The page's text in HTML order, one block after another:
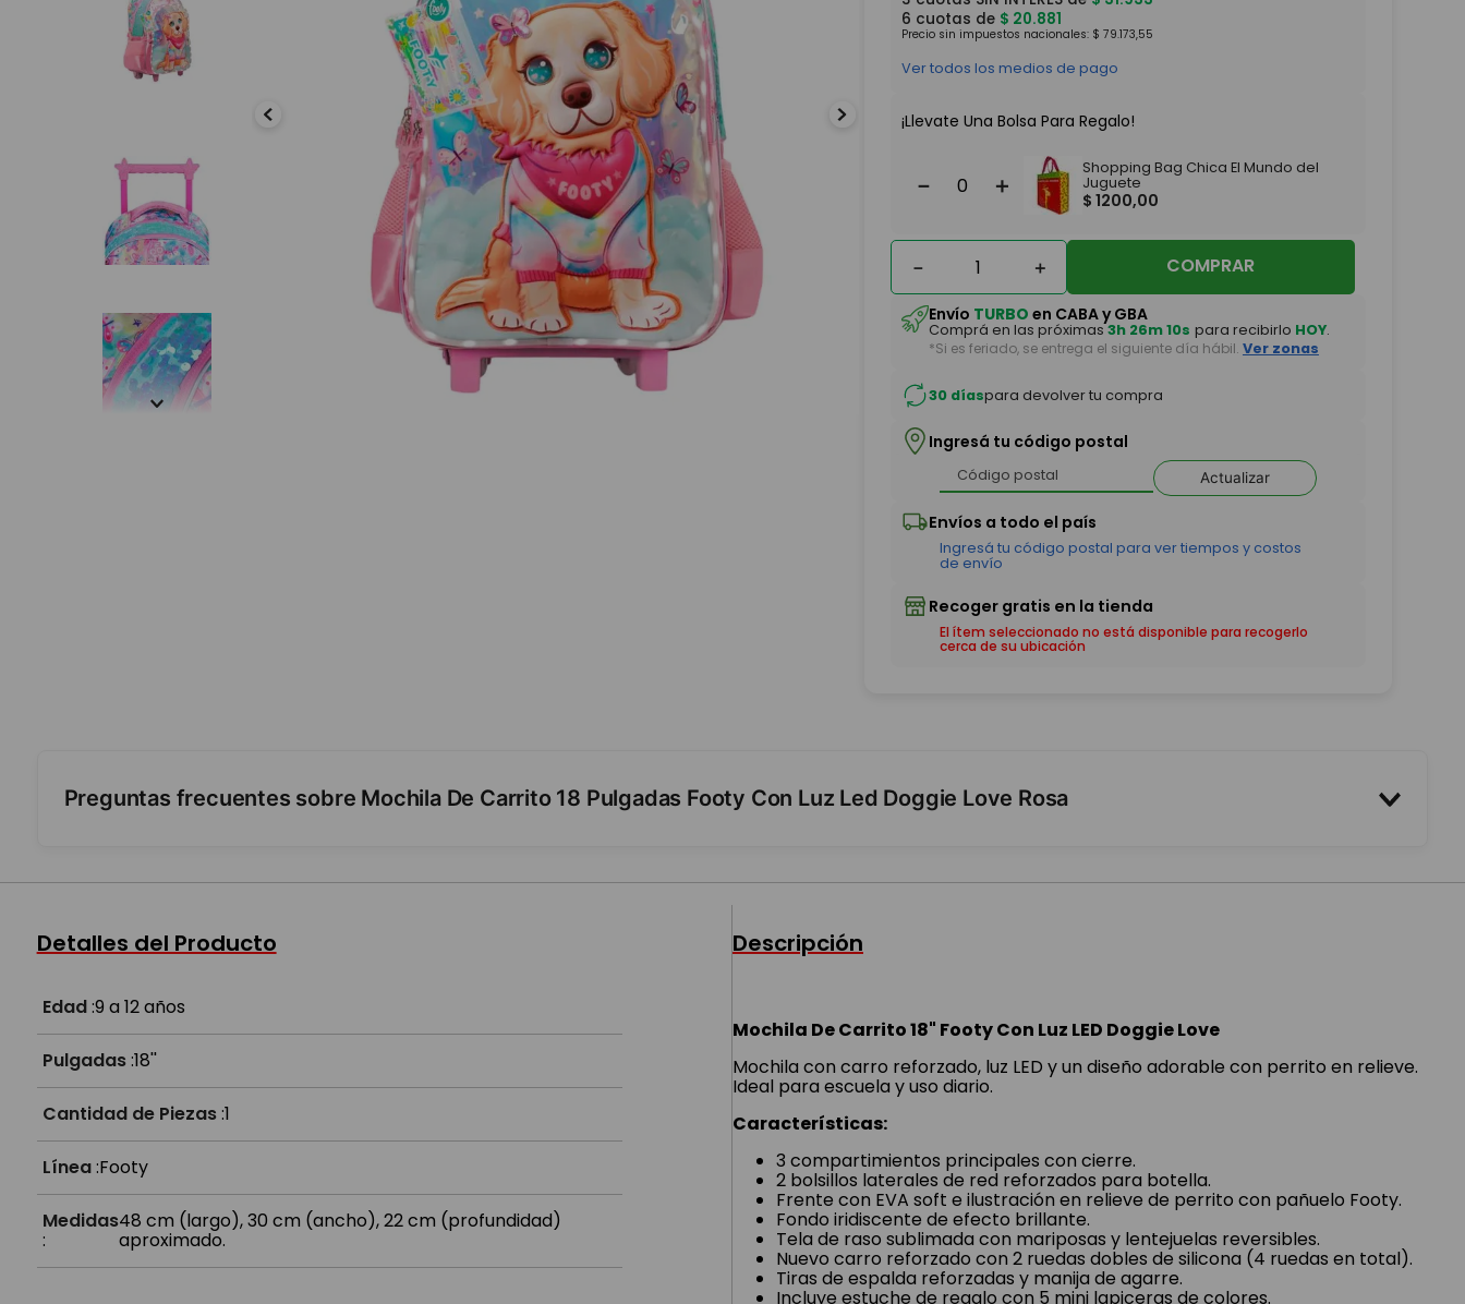
6 cuotas de $ 20.881
Precio sin impuestos nacionales: $ 79.173,55
Ver todos los medios de pago
¡Llevate Una Bolsa Para Regalo!
＋
－
Shopping Bag Chica El Mundo del
Juguete
$ 1200,00
＋
－ COMPRAR
Envío TURBO en CABA y GBA
Comprá en las próximas3h 26m 08s para recibirloHOY.
*Si es feriado, se entrega el siguiente día hábil. Ver zonas
30 díaspara devolver tu compra
Ingresá tu código postal
Actualizar
El ítem seleccionado no está disponible para recogerlo
cerca de su ubicación
Preguntas frecuentes sobre Mochila De Carrito 18 Pulgadas Footy Con Luz Led Doggie Love Rosa
¿Las luces funcionan a pilas?
Detalles del Producto
Edad:9 a 12 años
Pulgadas:18''
Cantidad de Piezas:1
Línea:Footy
Medidas
:
48 cm (largo), 30 cm (ancho), 22 cm (profundidad)
aproximado.
Descripción
Mochila De Carrito 18" Footy Con Luz LED Doggie Love
Mochila con carro reforzado, luz LED y un diseño adorable con perrito en relieve.
Ideal para escuela y uso diario.
Características:
3 compartimientos principales con cierre.
2 bolsillos laterales de red reforzados para botella.
Frente con EVA soft e ilustración en relieve de perrito con pañuelo Footy.
Fondo iridiscente de efecto brillante.
Tela de raso sublimada con mariposas y lentejuelas reversibles.
Nuevo carro reforzado con 2 ruedas dobles de silicona (4 ruedas en total).
Tiras de espalda reforzadas y manija de agarre.
Incluye estuche de regalo con 5 mini lapiceras de colores.